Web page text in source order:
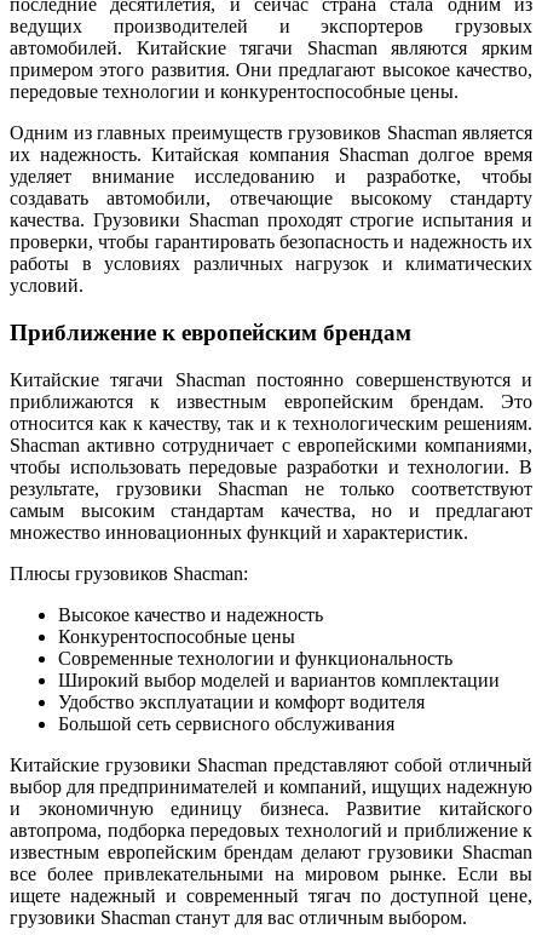
последние десятилетия, и сейчас страна стала одним из
ведущих производителей и экспортеров грузовых
автомобилей. Китайские тягачи Shacman являются ярким
примером этого развития. Они предлагают высокое качество,
передовые технологии и конкурентоспособные цены.
Одним из главных преимуществ грузовиков Shacman является
их надежность. Китайская компания Shacman долгое время
уделяет внимание исследованию и разработке, чтобы
создавать автомобили, отвечающие высокому стандарту
качества. Грузовики Shacman проходят строгие испытания и
проверки, чтобы гарантировать безопасность и надежность их
работы в условиях различных нагрузок и климатических
условий.
Приближение к европейским брендам
Китайские тягачи Shacman постоянно совершенствуются и
приближаются к известным европейским брендам. Это
относится как к качеству, так и к технологическим решениям.
Shacman активно сотрудничает с европейскими компаниями,
чтобы использовать передовые разработки и технологии. В
результате, грузовики Shacman не только соответствуют
самым высоким стандартам качества, но и предлагают
множество инновационных функций и характеристик.
Плюсы грузовиков Shacman:
Высокое качество и надежность
Конкурентоспособные цены
Современные технологии и функциональность
Широкий выбор моделей и вариантов комплектации
Удобство эксплуатации и комфорт водителя
Большой сеть сервисного обслуживания
Китайские грузовики Shacman представляют собой отличный
выбор для предпринимателей и компаний, ищущих надежную
и экономичную единицу бизнеса. Развитие китайского
автопрома, подборка передовых технологий и приближение к
известным европейским брендам делают грузовики Shacman
все более привлекательными на мировом рынке. Если вы
ищете надежный и современный тягач по доступной цене,
грузовики Shacman станут для вас отличным выбором.